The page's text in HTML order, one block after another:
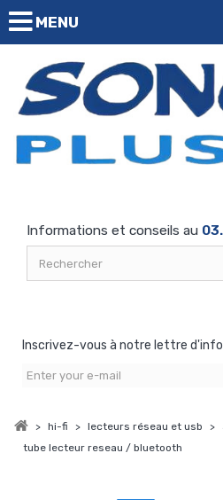
MENU
Informations et conseils au
Inscrivez-vous à notre lettre
> hi-fi > lecteurs réseau et usb >
tube lecteur reseau / bluetooth